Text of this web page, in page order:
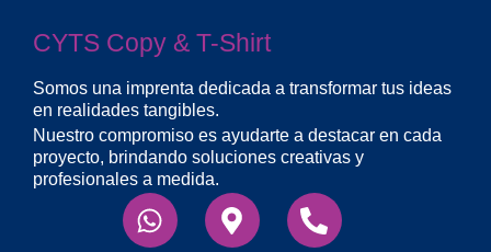
CYTS Copy & T-Shirt
Somos una imprenta dedicada a transformar tus ideas
en realidades tangibles.
Nuestro compromiso es ayudarte a destacar en cada
proyecto, brindando soluciones creativas y
profesionales a medida.
WhatsappMap-
marker-
Phone-
alt